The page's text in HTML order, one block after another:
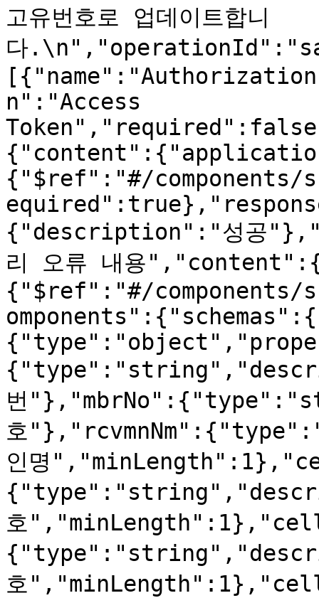
고유번호로 업데이트합니
다
n":"Access
{"$ref":"#/components/
{"description":"성공
리 오류 내용
{"$ref":"#/components/
번
호
인명
호
호